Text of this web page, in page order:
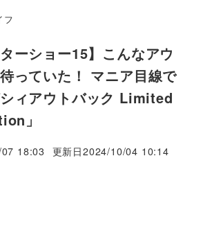
フ
ターショー15】こんなアウ
っていた！ マニア目線で
ィアウトバック Limited
」
18:03 更新日2024/10/04 10:14